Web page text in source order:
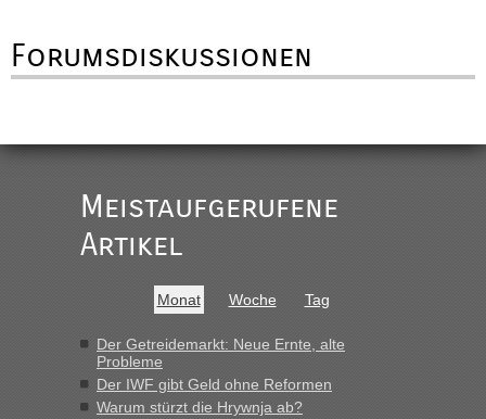
Forumsdiskussionen
Meistaufgerufene
Artikel
Monat Woche Tag
Der Getreidemarkt: Neue Ernte, alte
Probleme
Der IWF gibt Geld ohne Reformen
Warum stürzt die Hrywnja ab?